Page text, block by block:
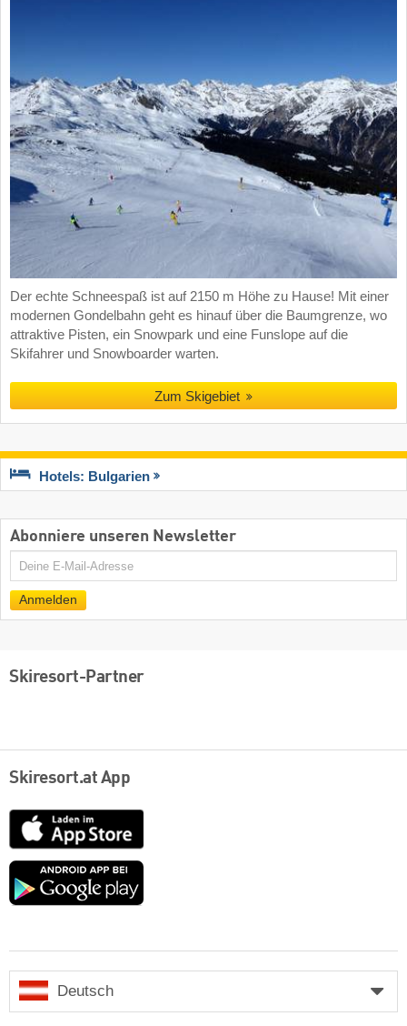
Der echte Schneespaß ist auf 2150 m Höhe zu Hause! Mit einer
modernen Gondelbahn geht es hinauf über die Baumgrenze, wo
attraktive Pisten, ein Snowpark und eine Funslope auf die
Skifahrer und Snowboarder warten.
Zum Skigebiet
Hotels: Bulgarien
Abonniere unseren Newsletter
E-
Anmelden
Skiresort-Partner
Skiresort.at App
App
Store
Google
Deutsch